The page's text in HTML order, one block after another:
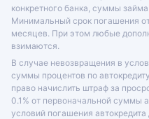
конкретного банка, суммы
Минимальный срок погашения
месяцев. При этом любые
взимаются.
В случае невозвращения в
суммы процентов по
право начислить штраф за
0.1% от первоначальной суммы
условий погашения